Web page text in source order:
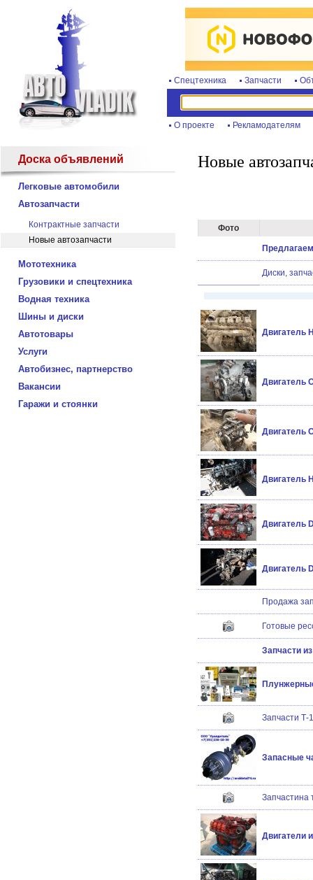
Спецтехника Запчасти
О проекте Рекламодателям
Доска объявлений
Легковые автомобили
Автозапчасти
Контрактные запчасти
Новые автозапчасти
Мототехника
Грузовики и спецтехника
Водная техника
Шины и диски
Автотовары
Услуги
Автобизнес, партнерство
Вакансии
Гаражи и стоянки
Новые
Фото
Диски,
Двигатель
Двигатель
Двигатель
Двигатель
Двигатель
Двигатель
Продажа
Готовые
Запчасти
Запчасти Т-
Запасные
Запчастина
Двигатели